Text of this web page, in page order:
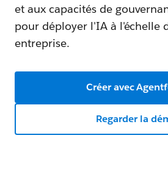
et aux capacités de
pour déployer l'IA à l'échelle
entreprise.
Créer avec
Regarder la